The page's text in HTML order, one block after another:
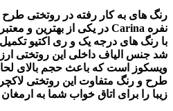
رنگ های به کار رفته در روتختی
نفره Carina در یکی از بهترین و
با رنگ های درجه یک و ری اکتیو
ویسکوز است که باعث حجم بالای
طرح و رنگ متفاوت این روتختی
زیبا را برای اتاق خواب شما به